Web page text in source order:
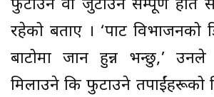
फुटाउने वा जुटाउने सम्पूर्ण हात
रहेको बताए । ‘पार्टी
बाटोमा जान हुन्न भन्छु,’ उनले
मिलाउने कि फुटाउने तपाईंहरूको